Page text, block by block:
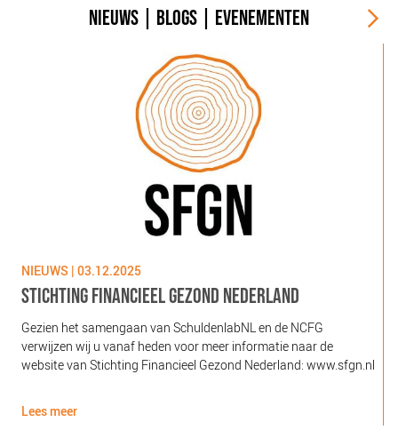
NIEUWS BLOGS EVENEMENTEN
NIEUWS | 03.12.2025
STICHTING FINANCIEEL GEZOND NEDERLAND
Gezien het samengaan van SchuldenlabNL en de NCFG
verwijzen wij u vanaf heden voor meer informatie naar de
website van Stichting Financieel Gezond Nederland: www.sfgn.nl
Lees meer